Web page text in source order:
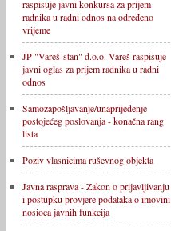
raspisuje javni konkursa za prijem
radnika u radni odnos na određeno
vrijeme
JP "Vareš-stan" d.o.o. Vareš raspisuje
javni oglas za prijem radnika u radni
odnos
Samozapošljavanje/unaprijeđenje
postojećeg poslovanja - konačna rang
lista
Poziv vlasnicima ruševnog objekta
Javna rasprava - Zakon o prijavljivanju
i postupku provjere podataka o imovini
nosioca javnih funkcija